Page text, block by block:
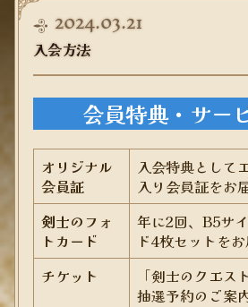
2024.03.21
入会方法
会員特典・サー
オリジナル
会員証
入会特典として
入り会員証をお
剣士のフォ
トカード
年に2回、B5サ
ド4枚セットをお
チケット
「剣士のクエス
抽選予約のご案